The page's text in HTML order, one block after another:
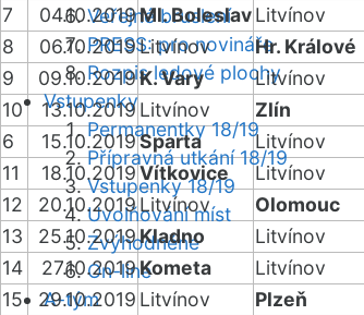
Veřejné bruslení
PRESS: pro novináře
Rozpis ledové plochy
Vstupenky
Permanentky 18/19
Přípravná utkání 18/19
Vstupenky 18/19
Uvolňování míst
Zvýhodněné
On-line
A-tým
7
04.10.2019Ml. BoleslavLitvínov
8
06.10.2019Litvínov Hr. Králové
9
09.10.2019K. Vary Litvínov
10
13.10.2019Litvínov Zlín
6
15.10.2019Sparta Litvínov
11
18.10.2019Vítkovice Litvínov
12
20.10.2019Litvínov Olomouc
13
25.10.2019Kladno Litvínov
14
27.10.2019Kometa Litvínov
15
29.10.2019 Litvínov Plzeň